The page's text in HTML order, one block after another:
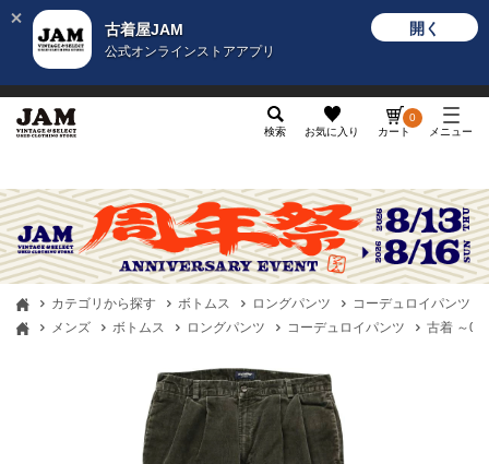
古着屋JAM
公式オンラインストアアプリ
開く
検索 お気に入り カート
0
メニュー
カテゴリから探す ボトムス ロングパンツ
コーデュロイパンツ
メンズ
ボトムス ロングパンツ コーデュロイパンツ 古着 ～00